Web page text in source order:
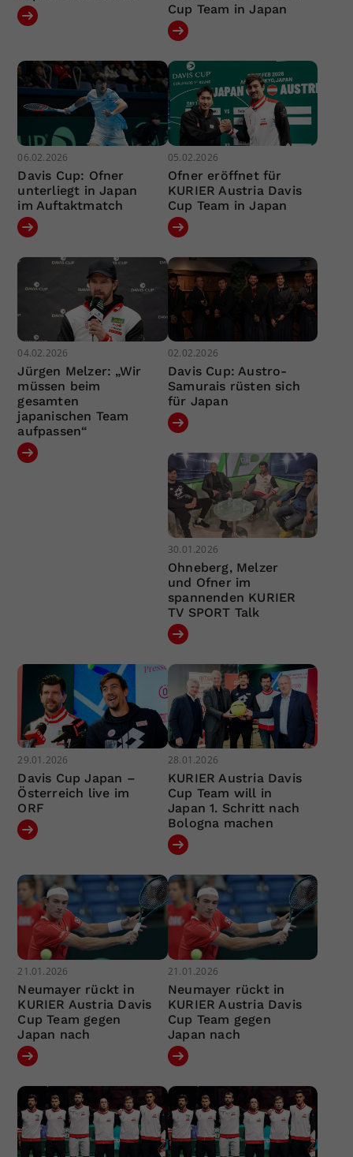
Cup Team in Japan
06.02.2026
Davis Cup: Ofner
unterliegt in Japan
im Auftaktmatch
05.02.2026
Ofner eröffnet für
KURIER Austria Davis
Cup Team in Japan
04.02.2026
Jürgen Melzer: „Wir
müssen beim
gesamten
japanischen Team
aufpassen“
02.02.2026
Davis Cup: Austro-
Samurais rüsten sich
für Japan
30.01.2026
Ohneberg, Melzer
und Ofner im
spannenden KURIER
TV SPORT Talk
29.01.2026
Davis Cup Japan –
Österreich live im
ORF
28.01.2026
KURIER Austria Davis
Cup Team will in
Japan 1. Schritt nach
Bologna machen
21.01.2026
Neumayer rückt in
KURIER Austria Davis
Cup Team gegen
Japan nach
21.01.2026
Neumayer rückt in
KURIER Austria Davis
Cup Team gegen
Japan nach